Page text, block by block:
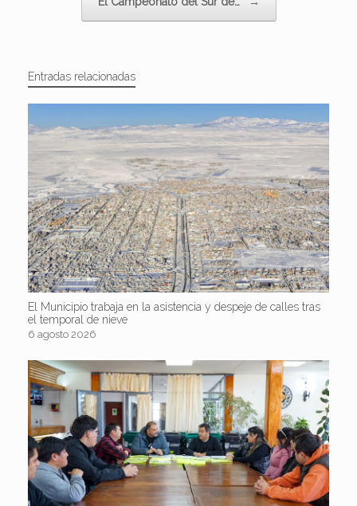
Entradas relacionadas
El Municipio trabaja en la asistencia y despeje de calles tras
el temporal de nieve
6 agosto 2026